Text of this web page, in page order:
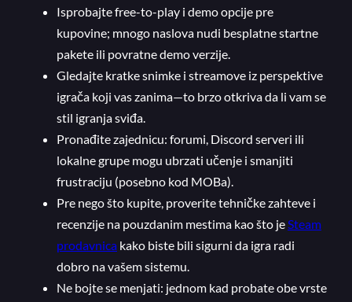
Isprobajte free-to-play i demo opcije pre
kupovine; mnogo naslova nudi besplatne startne
pakete ili povratne demo verzije.
Gledajte kratke snimke i streamove iz perspektive
igrača koji vas zanima—to brzo otkriva da li vam se
stil igranja sviđa.
Pronađite zajednicu: forumi, Discord serveri ili
lokalne grupe mogu ubrzati učenje i smanjiti
frustraciju (posebno kod MOBa).
Pre nego što kupite, proverite tehničke zahteve i
recenzije na pouzdanim mestima kao što jeSteam
prodavnica kako biste bili sigurni da igra radi
dobro na vašem sistemu.
Ne bojte se menjati: jednom kad probate obe vrste